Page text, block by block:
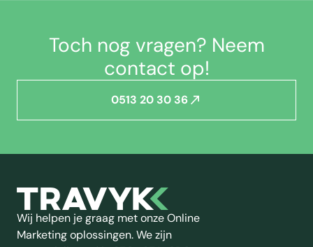
Toch nog vragen? Neem
contact op!
0513 20 30 36
Wij helpen je graag met onze Online
Marketing oplossingen. We zijn